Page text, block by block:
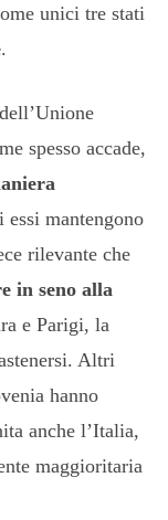
unici tre stati
.
spesso accade,
mantengono
rilevante che
in seno alla
e Parigi, la
Altri
hanno
anche l’Italia,
maggioritaria